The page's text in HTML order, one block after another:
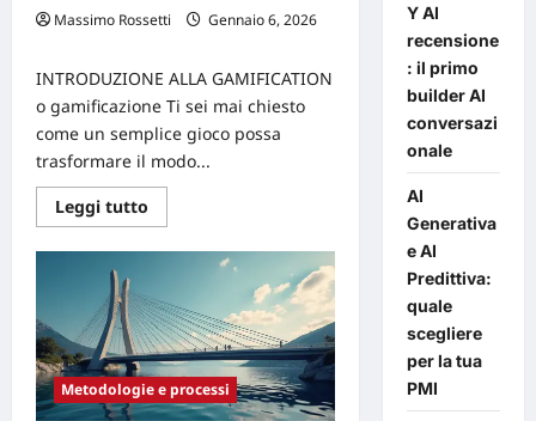
Massimo Rossetti
Gennaio 6, 2026
INTRODUZIONE ALLA GAMIFICATION
o gamificazione Ti sei mai chiesto
come un semplice gioco possa
trasformare il modo...
Leggi tutto
di
su
Gamification
Idea
Management:
innovazione
semplificata
Metodologie e processi
Y AI
recensione
: il primo
builder AI
conversazi
onale
AI
Generativa
e AI
Predittiva:
quale
scegliere
per la tua
PMI